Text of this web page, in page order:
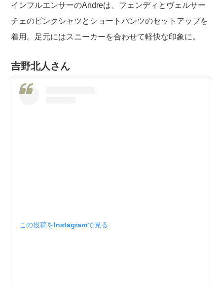
インフルエンサーのAndreは、フェンディとヴェルサー
チェのピンクシャツとショートパンツのセットアップを
着用。足元にはスニーカーを合わせて軽快な印象に。
吉野北人さん
この投稿をInstagramで見る